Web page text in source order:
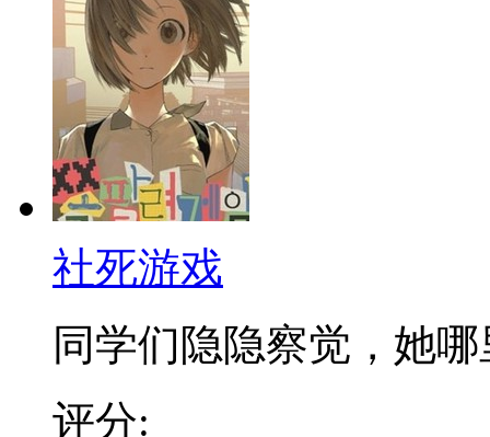
社死游戏
同学们隐隐察觉，她哪
评分: